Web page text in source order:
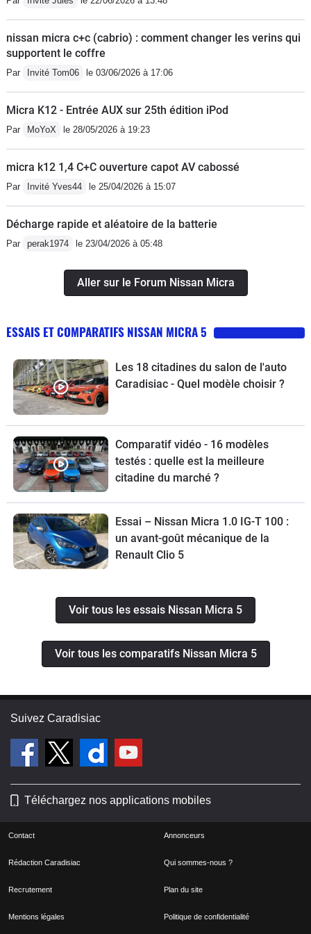
sembles se pleindre de la fiabilité de
la micra k14 au niveau des si lent
blocs et triangle et du service Renault
Nissan. La mienne n'a que 35000 kms
je l'ai acquise à 30000, et j'y fait
particulièrement attention, et pour
l'instant Ras, je laisserai un autre
commentaire dans le futur si je
rencontre ces problèmes... Mais il est
évident qu'en cas de problème,
Renault et Nissan ne sont pas les
meilleurs... En résumé si vous êtes
toujours là 😉:La micra 5 est une très
bonne berline compacte très agréable
impeccable. Trés peu de bruits de
roulement. Mais ce n'est ni une
:Si vous l'achetez comme moi pour la
en serait très satisfait et c'est le
meilleur choix ! Mais ne vous attendais
pas à plus, car elle n'est pas prévue
dans le sens où elle a toute les
qualités pour une voiture de sa
catégorie :Une "berline compacte" et
que ses défaut sont lié justement à
cette catégorie, à savoir pas assez
"sportive" À suivre...
nissan micra c+c (cabrio) : comment changer les verins qui
supportent le coffre
Par Invité Tom06 le 03/06/2026 à 17:06
Micra K12 - Entrée AUX sur 25th édition iPod
Par MoYoX le 28/05/2026 à 19:23
micra k12 1,4 C+C ouverture capot AV cabossé
Par Invité Yves44 le 25/04/2026 à 15:07
Décharge rapide et aléatoire de la batterie
Par perak1974 le 23/04/2026 à 05:48
Aller sur le Forum Nissan Micra
ESSAIS ET COMPARATIFS NISSAN MICRA 5
Les 18 citadines du salon de l'auto
Caradisiac - Quel modèle choisir ?
Comparatif vidéo - 16 modèles
testés : quelle est la meilleure
citadine du marché ?
Essai – Nissan Micra 1.0 IG-T 100 :
un avant-goût mécanique de la
Renault Clio 5
Voir tous les essais Nissan Micra 5
Voir tous les comparatifs Nissan Micra 5
Suivez Caradisiac
Téléchargez nos applications mobiles
Contact Annonceurs
Rédaction Caradisiac Qui sommes-nous ?
Recrutement Plan du site
Mentions légales Politique de confidentialité